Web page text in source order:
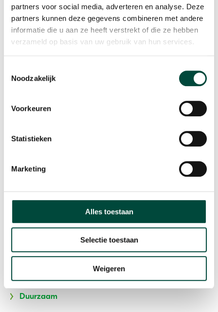
partners voor social media, adverteren en analyse. Deze
partners kunnen deze gegevens combineren met andere
informatie die u aan ze heeft verstrekt of die ze hebben
verzameld op basis van uw gebruik van hun services.
Noodzakelijk
Voorkeuren
Statistieken
Marketing
Alles toestaan
Selectie toestaan
Weigeren
Contact
Plesmanweg 9c
E:info@bewegenwerkt.nl
Volg ons
Bewegen Werkt
Home
Stoppen met roken
Algemene Voorwaarden
Privacyverklaring
Klachtenreglement
Vacatures
Duurzaam